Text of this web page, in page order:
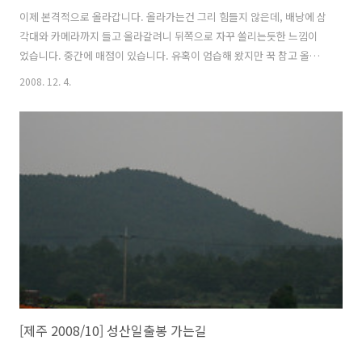
이제 본격적으로 올라갑니다. 올라가는건 그리 힘들지 않은데, 배낭에 삼
각대와 카메라까지 들고 올라갈려니 뒤쪽으로 자꾸 쏠리는듯한 느낌이
었습니다. 중간에 매점이 있습니다. 유혹이 엄습해 왔지만 꾹 참고 올라
갔습니다. 돌계단이 계속 이어집니다. 제주도가 화산섬이라 돌도 구멍이
씨는 정말 최악이었습니다. 바람도 많이 불고 올라가면 올라갈수록 계단
ㅡ; 이건 뭐 날씨도 좋지 않고, 안개만 자욱하게 끼고 최악이었습니다. 내
려오는 길에 아까 봤던 매점에서 음료수를 마시고 아주머니와 30여분 대
2008. 12. 4.
[제주 2008/10] 성산일출봉 가는길